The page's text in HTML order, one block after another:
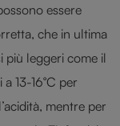
essere
che in ultima
più leggeri come il
13-16°C per
mentre per